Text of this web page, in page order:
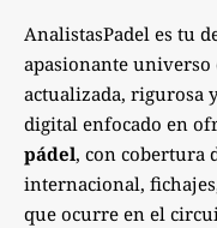
AnalistasPadel es tu
apasionante
actualizada, rigurosa
digital enfocado en
pádel, con cobertura
internacional,
que ocurre en el